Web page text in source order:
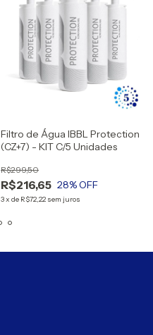
Filtro de Água IBBL Protection
(CZ+7) - KIT C/5 Unidades
R$216,65
R$299,50
28% OFF
3x de R$72,22 sem juros